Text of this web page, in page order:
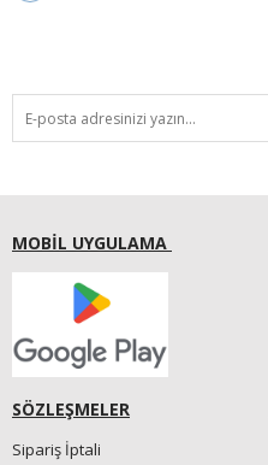
MOBİL UYGULAMA
SÖZLEŞMELER
Sipariş İptali